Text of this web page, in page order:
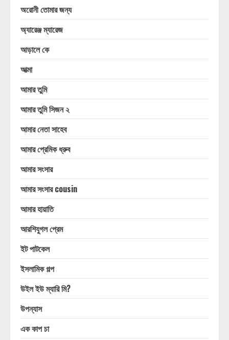
অরোনী তোমার জন্য
অ্যারেঞ্জ ম্যারেজ
আড়ালে কে
আত্মা
আমার তুমি
আমার তুমি সিজন ২
আমার নেতা সাহেব
আমার প্রেমিক ধ্রুব
আমার সংসার
আমার সংসার cousin
আমার হায়াতি
আরশিযুগল প্রেম
ইট পাটকেল
ইসলামিক গল্প
উইল ইউ ম্যারি মি?
উপন্যাস
এক কাপ চা